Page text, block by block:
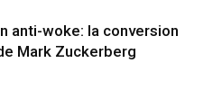
anti-woke: la conversion
Mark Zuckerberg